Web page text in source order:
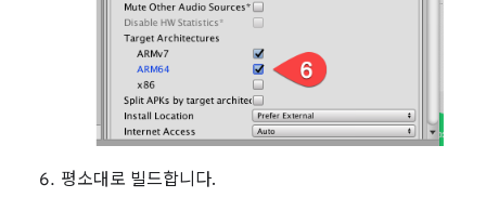
평소대로 빌드합니다.